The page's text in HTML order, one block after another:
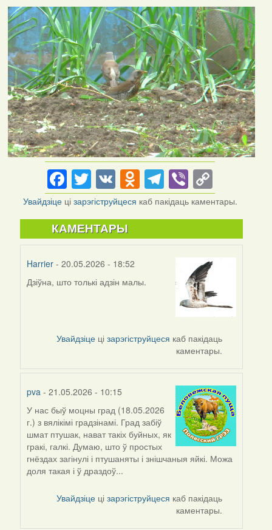
Facebook
Twitter
VKOdnoklassniki
Telegram
Viber
Link
Увайдзіце цізарэгіструйцеся каб пакідаць каментары.
КАМЕНТАРЫ
Harrier - 20.05.2026 - 18:52
Дзіўна, што толькі адзін малы.
Увайдзіце цізарэгіструйцеся каб пакідаць
каментары.
pva - 21.05.2026 - 10:15
У нас быў моцны град (18.05.2026
г.) з вялікімі градзінамі. Град забіў
шмат птушак, нават такіх буйных, як
гракі, галкі. Думаю, што ў простых
гнёздах загінулі і птушаняты і знішчаныя яйкі. Можа
доля такая і ў драздоў...
Увайдзіце цізарэгіструйцеся каб пакідаць
каментары.